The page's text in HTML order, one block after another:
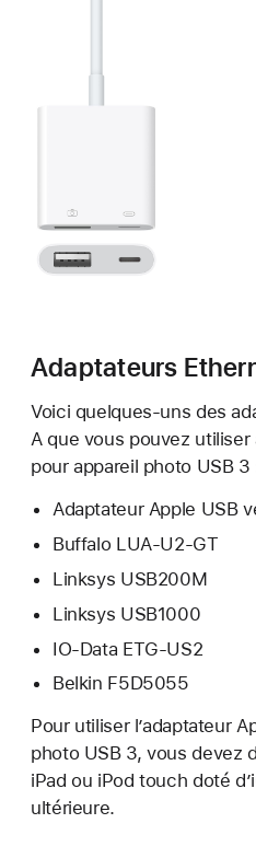
Adaptateurs
Voici quelques-uns des
A que vous pouvez utiliser
pour appareil photo USB 3
Adaptateur Apple USB
Buffalo LUA-U2-GT
Linksys USB200M
Linksys USB1000
IO-Data ETG-US2
Belkin F5D5055
Pour utiliser l’adaptateur
photo USB 3, vous devez
iPad ou iPod touch doté
ultérieure.